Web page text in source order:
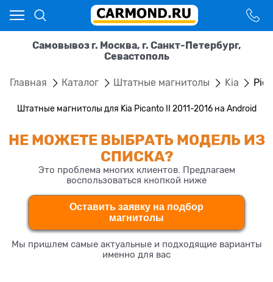
Самовывоз г. Москва, г. Санкт-Петербург,
Севастополь
Главная Каталог Штатные магнитолы Kia
Штатные магнитолы для Kia Picanto II 2011-2016 на Android
НЕ МОЖЕТЕ ВЫБРАТЬ МОДЕЛЬ ИЗ
СПИСКА?
Это проблема многих клиентов. Предлагаем
воспользоваться кнопкой ниже
Оставить заявку на подбор
магнитолы
Мы пришлем самые актуальные и подходящие варианты
именно для вас